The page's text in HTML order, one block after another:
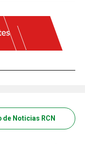
de Noticias RCN